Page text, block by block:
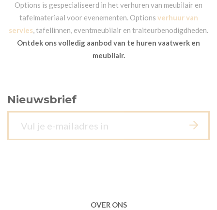
Options is gespecialiseerd in het verhuren van meubilair en
tafelmateriaal voor evenementen. Options verhuur van
servies, tafellinnen, eventmeubilair en traiteurbenodigdheden.
Ontdek ons volledig aanbod van te huren vaatwerk en
meubilair.
Nieuwsbrief
OVER ONS